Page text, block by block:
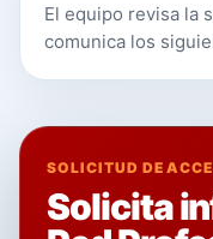
El equipo revisa la
comunica los
SOLICITUD DE
Solicita